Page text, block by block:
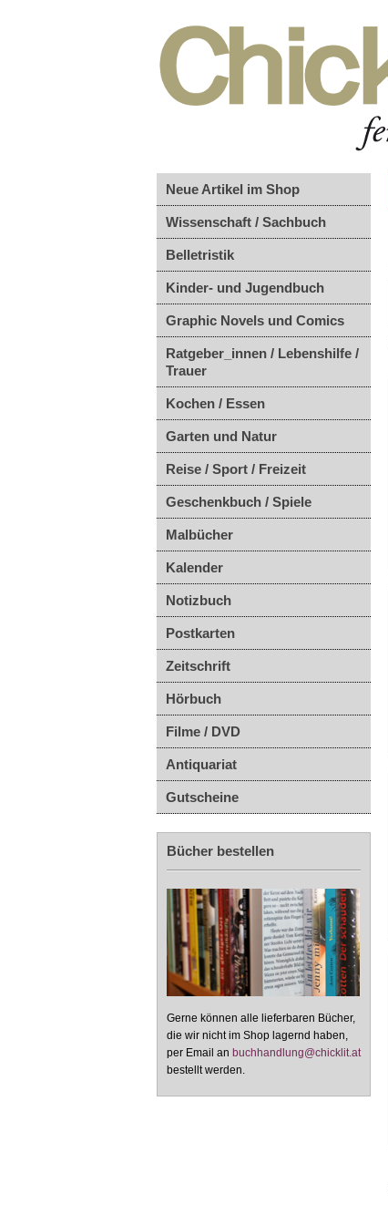
Neue Artikel im Shop
Wissenschaft / Sachbuch
Belletristik
Kinder- und Jugendbuch
Graphic Novels und Comics
Ratgeber_innen / Lebenshilfe /
Trauer
Kochen / Essen
Garten und Natur
Reise / Sport / Freizeit
Geschenkbuch / Spiele
Malbücher
Kalender
Notizbuch
Postkarten
Zeitschrift
Hörbuch
Filme / DVD
Antiquariat
Gutscheine
Bücher bestellen
Gerne können alle lieferbaren Bücher,
die wir nicht im Shop lagernd haben,
per Email an buchhandlung@chicklit.at
bestellt werden.